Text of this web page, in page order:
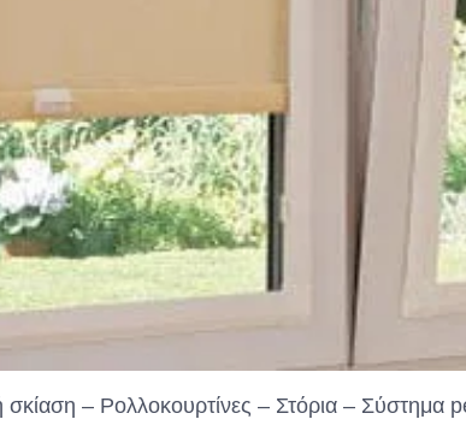
σκίαση – Ρολλοκουρτίνες – Στόρια –